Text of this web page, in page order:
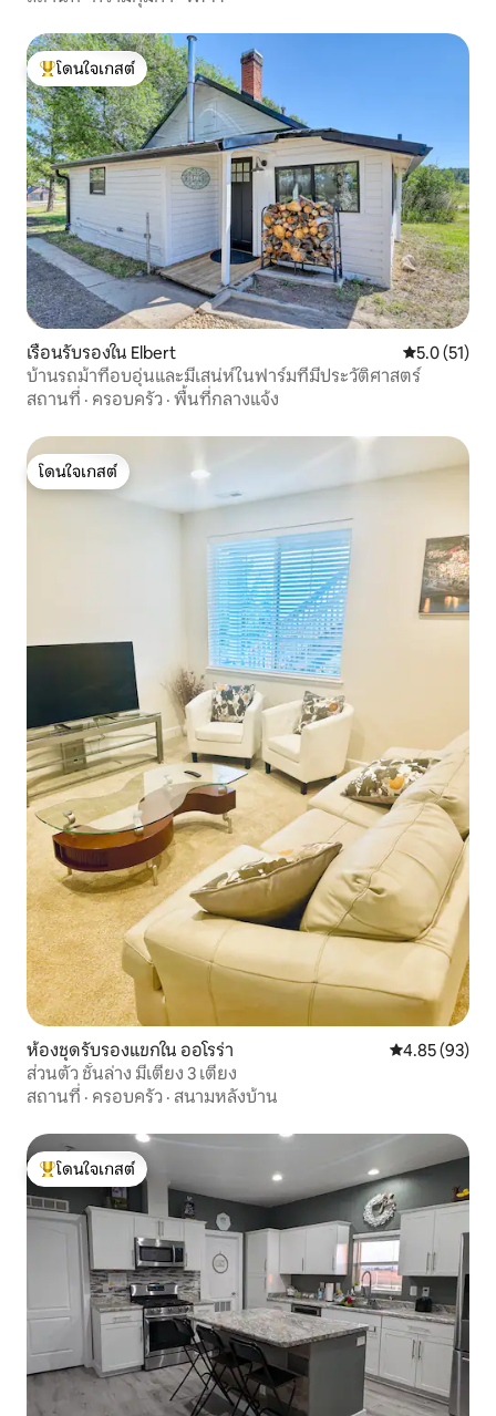
โดนใจเกสต์ที่สุด
โดนใจเกสต์
เรือนรับรองใน Elbert คะแนนเฉลี่ย
5.0 (51)
บ้านรถม้าที่อบอุ่นและมีเสน่ห์ในฟาร์มที่มีประวัติศาสตร์
สถานที่ · ครอบครัว · พื้นที่กลางแจ้ง
โดนใจเกสต์
โดนใจเกสต์
ห้องชุดรับรองแขกใน ออโรร่า คะแนนเฉลี่ย
4.85 (93)
ส่วนตัว ชั้นล่าง มีเตียง 3 เตียง
สถานที่ · ครอบครัว · สนามหลังบ้าน
โดนใจเกสต์ที่สุด
โดนใจเกสต์